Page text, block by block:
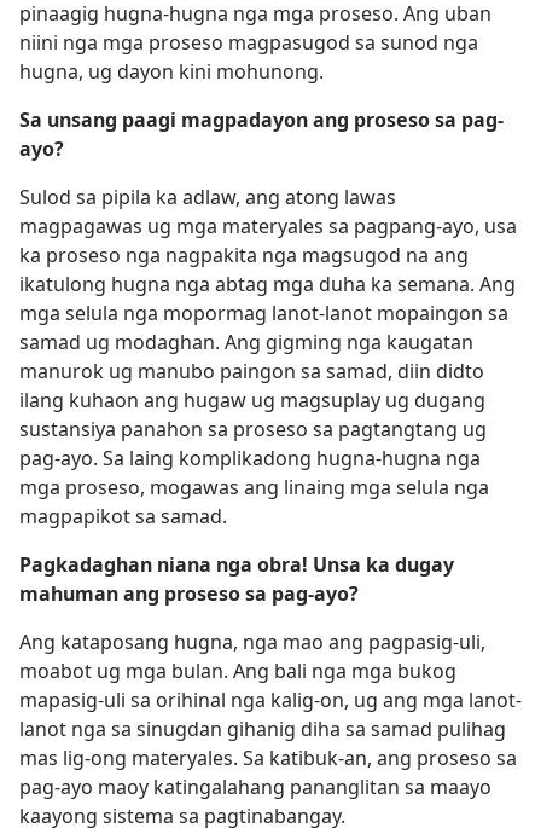
pinaagig hugna-hugna nga mga proseso. Ang uban
niini nga mga proseso magpasugod sa sunod nga
hugna, ug dayon kini mohunong.
Sa unsang paagi magpadayon ang proseso sa pag-
ayo?
Sulod sa pipila ka adlaw, ang atong lawas
magpagawas ug mga materyales sa pagpang-ayo, usa
ka proseso nga nagpakita nga magsugod na ang
ikatulong hugna nga abtag mga duha ka semana. Ang
mga selula nga mopormag lanot-lanot mopaingon sa
samad ug modaghan. Ang gigming nga kaugatan
manurok ug manubo paingon sa samad, diin didto
ilang kuhaon ang hugaw ug magsuplay ug dugang
sustansiya panahon sa proseso sa pagtangtang ug
pag-ayo. Sa laing komplikadong hugna-hugna nga
mga proseso, mogawas ang linaing mga selula nga
magpapikot sa samad.
Pagkadaghan niana nga obra! Unsa ka dugay
mahuman ang proseso sa pag-ayo?
Ang kataposang hugna, nga mao ang pagpasig-uli,
moabot ug mga bulan. Ang bali nga mga bukog
mapasig-uli sa orihinal nga kalig-on, ug ang mga lanot-
lanot nga sa sinugdan gihanig diha sa samad pulihag
mas lig-ong materyales. Sa katibuk-an, ang proseso sa
pag-ayo maoy katingalahang pananglitan sa maayo
kaayong sistema sa pagtinabangay.